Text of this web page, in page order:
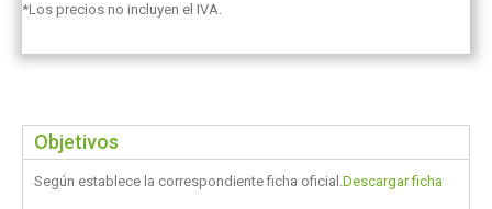
*Los precios no incluyen el IVA.
Objetivos
Según establece la correspondiente ficha oficial.Descargar ficha